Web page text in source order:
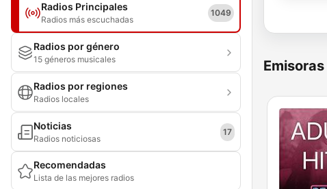
Radios Principales
Radios más escuchadas
1049
Radios por género
15 géneros musicales
Radios por regiones
Radios locales
Noticias
Radios noticiosas
17
Recomendadas
Lista de las mejores radios